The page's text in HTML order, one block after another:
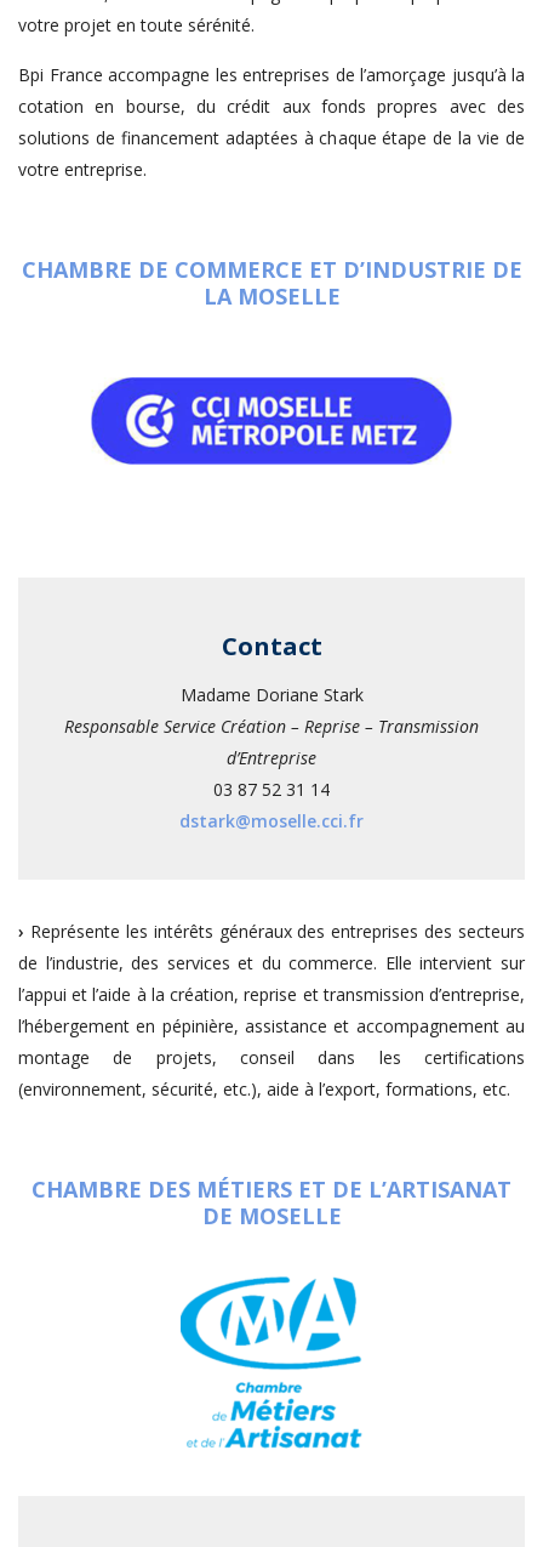
votre projet en toute sérénité.
Bpi France accompagne les entreprises de l’amorçage jusqu’à la
cotation en bourse, du crédit aux fonds propres avec des
solutions de financement adaptées à chaque étape de la vie de
votre entreprise.
CHAMBRE DE COMMERCE ET D’INDUSTRIE DE
LA MOSELLE
Contact
Madame Doriane Stark
Responsable Service Création – Reprise – Transmission
d’Entreprise
03 87 52 31 14
dstark@moselle.cci.fr
› Représente les intérêts généraux des entreprises des secteurs
de l’industrie, des services et du commerce. Elle intervient sur
l’appui et l’aide à la création, reprise et transmission d’entreprise,
l’hébergement en pépinière, assistance et accompagnement au
montage de projets, conseil dans les certifications
(environnement, sécurité, etc.), aide à l’export, formations, etc.
CHAMBRE DES MÉTIERS ET DE L’ARTISANAT
DE MOSELLE